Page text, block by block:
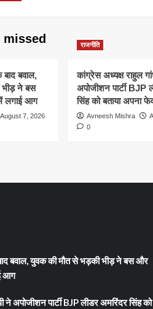
missed
बवाल,
ने बस
लगाई आग
August 7, 2026
राजनीति
कांग्रेस अध्यक्ष राहुल
अपोजीशन पार्टी BJP
सिंह को बताया अपना
Avneesh Mishra
0
बवाल, युवक की मौत से भड़की भीड़ ने बस और
आग
ने अपोजीशन पार्टी BJP लीडर अमरिंदर सिंह को